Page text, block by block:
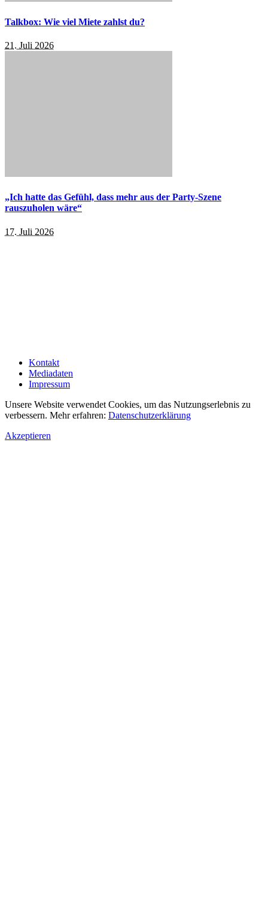
Talkbox: Wie viel Miete zahlst du?
21. Juli 2026
„Ich hatte das Gefühl, dass mehr aus der Party-Szene
rauszuholen wäre“
17. Juli 2026
Kontakt
Mediadaten
Impressum
Unsere Website verwendet Cookies, um das Nutzungserlebnis zu
verbessern. Mehr erfahren: Datenschutzerklärung
Akzeptieren